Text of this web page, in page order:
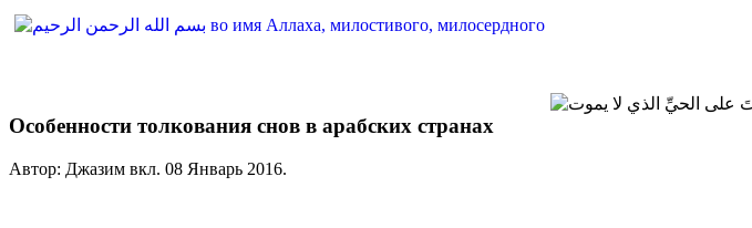
Особенности толкования снов в арабских странах
Автор: Джазим вкл. 08 Январь 2016.